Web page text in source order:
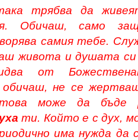
трябва да
Обичаш, само
самия тебе.
живота и душата си
от
чаш, не се
може да бъде
ти. Който е с дух,
има нужда да